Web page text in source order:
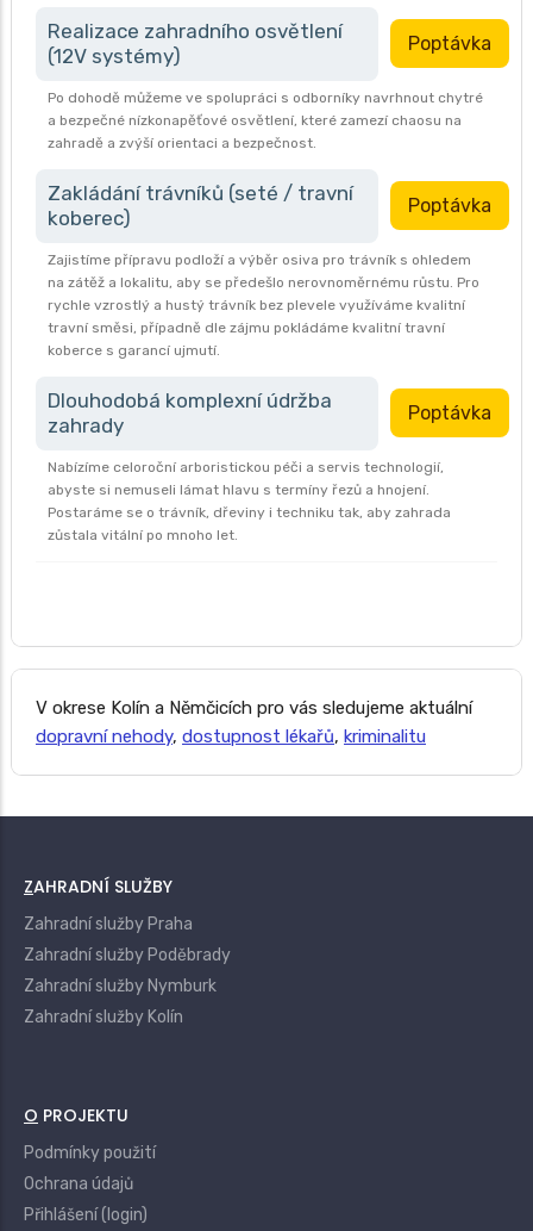
Realizace zahradního osvětlení
(12V systémy)
Poptávka
Po dohodě můžeme ve spolupráci s odborníky navrhnout chytré
a bezpečné nízkonapěťové osvětlení, které zamezí chaosu na
zahradě a zvýší orientaci a bezpečnost.
Zakládání trávníků (seté / travní
koberec)
Poptávka
Zajistíme přípravu podloží a výběr osiva pro trávník s ohledem
na zátěž a lokalitu, aby se předešlo nerovnoměrnému růstu. Pro
rychle vzrostlý a hustý trávník bez plevele využíváme kvalitní
travní směsi, případně dle zájmu pokládáme kvalitní travní
koberce s garancí ujmutí.
Dlouhodobá komplexní údržba
zahrady
Poptávka
Nabízíme celoroční arboristickou péči a servis technologií,
abyste si nemuseli lámat hlavu s termíny řezů a hnojení.
Postaráme se o trávník, dřeviny i techniku tak, aby zahrada
zůstala vitální po mnoho let.
V okrese Kolín a Němčicích pro vás sledujeme aktuální
dopravní nehody, dostupnost lékařů, kriminalitu
ZAHRADNÍ SLUŽBY
Zahradní služby Praha
Zahradní služby Poděbrady
Zahradní služby Nymburk
Zahradní služby Kolín
O PROJEKTU
Podmínky použití
Ochrana údajů
Přihlášení (login)